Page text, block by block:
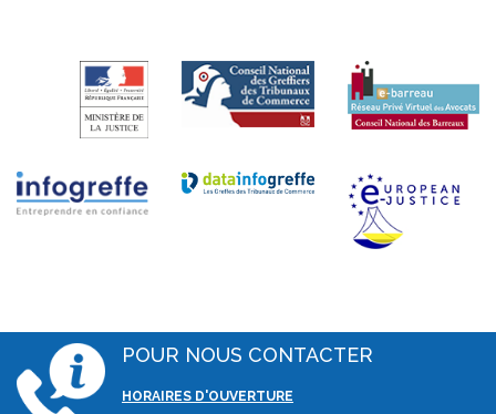
POUR NOUS CONTACTER
HORAIRES D'OUVERTURE